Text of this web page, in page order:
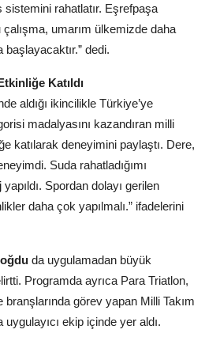
sistemini rahatlatır. Eşrefpaşa
çalışma, umarım ülkemizde daha
başlayacaktır.” dedi.
Katıldı
aldığı ikincilikle Türkiye’ye
madalyasını kazandıran milli
katılarak deneyimini paylaştı. Dere,
Suda rahatladığımı
Spordan dolayı gerilen
daha çok yapılmalı.” ifadelerini
da uygulamadan büyük
Programda ayrıca Para Triatlon,
görev yapan Milli Takım
uygulayıcı ekip içinde yer aldı.